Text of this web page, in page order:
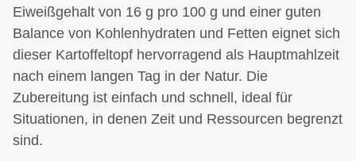
Eiweißgehalt von 16 g pro 100 g und einer guten
Balance von Kohlenhydraten und Fetten eignet sich
dieser Kartoffeltopf hervorragend als Hauptmahlzeit
nach einem langen Tag in der Natur. Die
Zubereitung ist einfach und schnell, ideal für
Situationen, in denen Zeit und Ressourcen begrenzt
sind.